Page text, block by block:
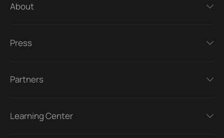
About
Press
Partners
Learning Center